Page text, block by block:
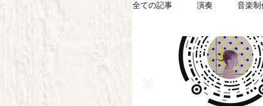
全ての記事 演奏 音楽制